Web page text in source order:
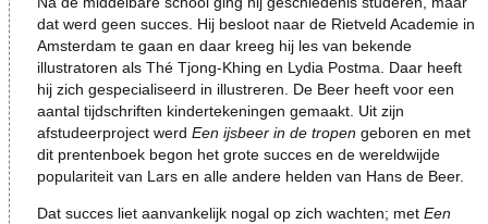
dat werd geen succes. Hij besloot naar de Rietveld Academie in
Amsterdam te gaan en daar kreeg hij les van bekende
illustratoren als Thé Tjong-Khing en Lydia Postma. Daar heeft
hij zich gespecialiseerd in illustreren. De Beer heeft voor een
aantal tijdschriften kindertekeningen gemaakt. Uit zijn
afstudeerproject werd Een ijsbeer in de tropen geboren en met
dit prentenboek begon het grote succes en de wereldwijde
populariteit van Lars en alle andere helden van Hans de Beer.
Dat succes liet aanvankelijk nogal op zich wachten; met Een